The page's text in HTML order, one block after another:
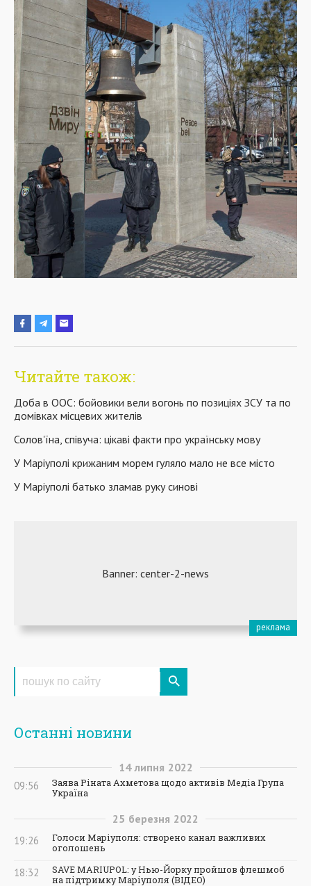
Читайте також:
Доба в ООС: бойовики вели вогонь по позиціях ЗСУ та по
домівках місцевих жителів
Солов'їна, співуча: цікаві факти про українську мову
У Маріуполі крижаним морем гуляло мало не все місто
У Маріуполі батько зламав руку синові
Останні новини
14 липня 2022
09:56
Заява Ріната Ахметова щодо активів Медіа Група
Україна
25 березня 2022
19:26
Голоси Маріуполя: створено канал важливих
оголошень
18:32
SAVE MARIUPOL: у Нью-Йорку пройшов флешмоб
на підтримку Маріуполя (ВІДЕО)